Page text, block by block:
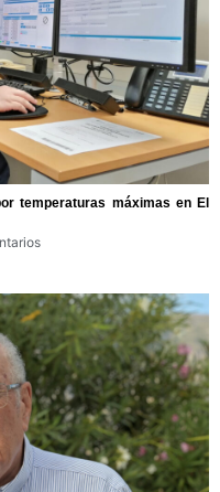
temperaturas máximas en El